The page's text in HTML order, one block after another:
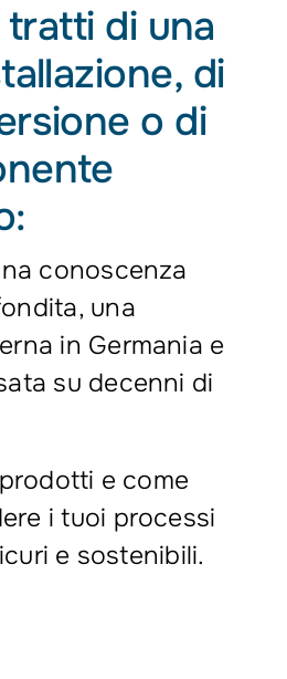
di una
di
o di
conoscenza
una
in Germania e
su decenni di
e come
i tuoi processi
e sostenibili.